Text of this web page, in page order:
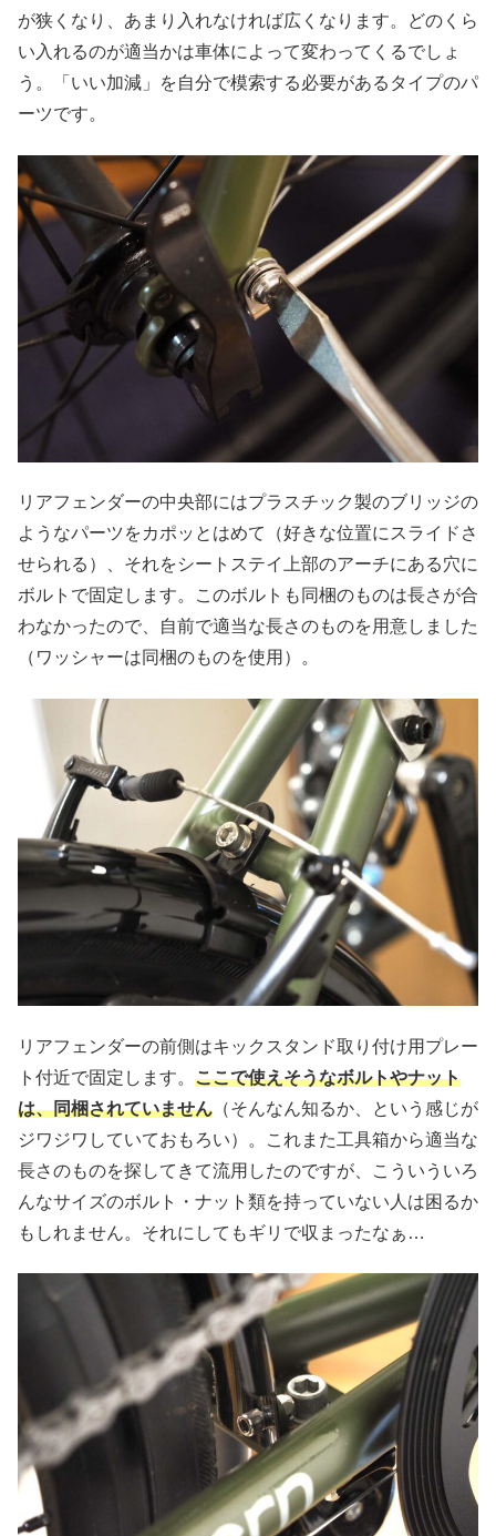
が狭くなり、あまり入れなければ広くなります。どのくら
い入れるのが適当かは車体によって変わってくるでしょ
う。「いい加減」を自分で模索する必要があるタイプのパ
ーツです。
リアフェンダーの中央部にはプラスチック製のブリッジの
ようなパーツをカポッとはめて（好きな位置にスライドさ
せられる）、それをシートステイ上部のアーチにある穴に
ボルトで固定します。このボルトも同梱のものは長さが合
わなかったので、自前で適当な長さのものを用意しました
（ワッシャーは同梱のものを使用）。
リアフェンダーの前側はキックスタンド取り付け用プレー
ト付近で固定します。 ここで使えそうなボルトやナット
は、同梱されていません （そんなん知るか、という感じが
ジワジワしていておもろい）。これまた工具箱から適当な
長さのものを探してきて流用したのですが、こういういろ
んなサイズのボルト・ナット類を持っていない人は困るか
もしれません。それにしてもギリで収まったなぁ…